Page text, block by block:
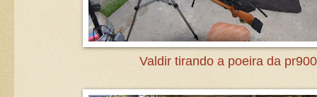
Valdir tirando a poeira da